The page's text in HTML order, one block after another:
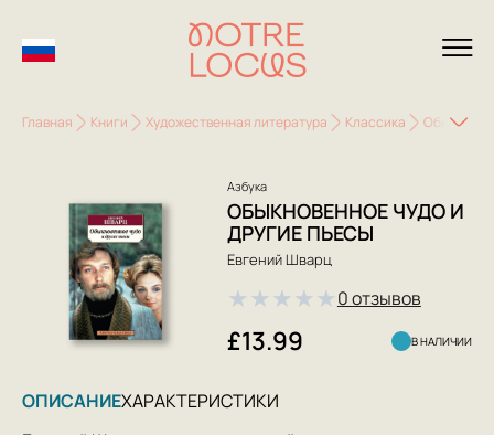
Главная Книги Художественная литература Классика
Азбука
ОБЫКНОВЕННОЕ ЧУДО И
ДРУГИЕ ПЬЕСЫ
Евгений Шварц
★★★★★0 отзывов
£13.99 В НАЛИЧИИ
ОПИСАНИЕХАРАКТЕРИСТИКИ